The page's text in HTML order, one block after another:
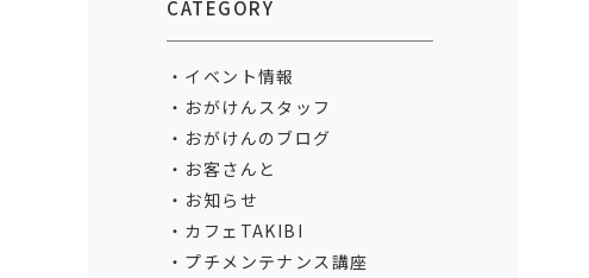
CATEGORY
イベント情報
おがけんスタッフ
おがけんのブログ
お客さんと
お知らせ
カフェTAKIBI
プチメンテナンス講座